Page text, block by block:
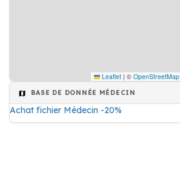
Leaflet | © OpenStreetMap
BASE DE DONNÉE MÉDECIN
Achat fichier Médecin -20%